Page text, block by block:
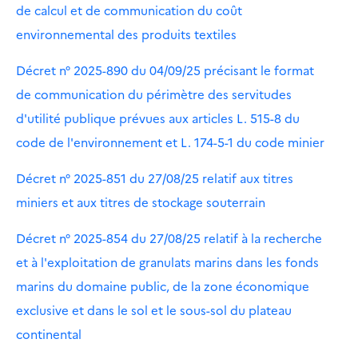
de calcul et de communication du coût
environnemental des produits textiles
Décret n° 2025-890 du 04/09/25 précisant le format
de communication du périmètre des servitudes
d'utilité publique prévues aux articles L. 515-8 du
code de l'environnement et L. 174-5-1 du code minier
Décret n° 2025-851 du 27/08/25 relatif aux titres
miniers et aux titres de stockage souterrain
Décret n° 2025-854 du 27/08/25 relatif à la recherche
et à l'exploitation de granulats marins dans les fonds
marins du domaine public, de la zone économique
exclusive et dans le sol et le sous-sol du plateau
continental